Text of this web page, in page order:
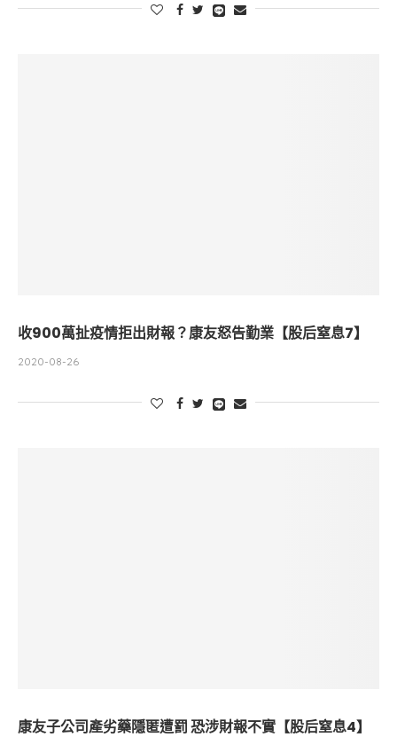
收900萬扯疫情拒出財報？康友怒告勤業【股后窒息7】
2020-08-26
康友子公司產劣藥隱匿遭罰 恐涉財報不實【股后窒息4】